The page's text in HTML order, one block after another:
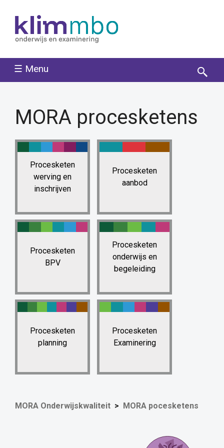
☰ Menu
MORA proces­ketens
Procesketen
werving en
inschrijven
Procesketen
aanbod
Procesketen
BPV
Procesketen
onderwijs en
begeleiding
Procesketen
planning
Procesketen
Examinering
MORA Onderwijskwaliteit MORA pocesketens